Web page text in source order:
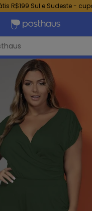
R$199 Sul e Sudeste -